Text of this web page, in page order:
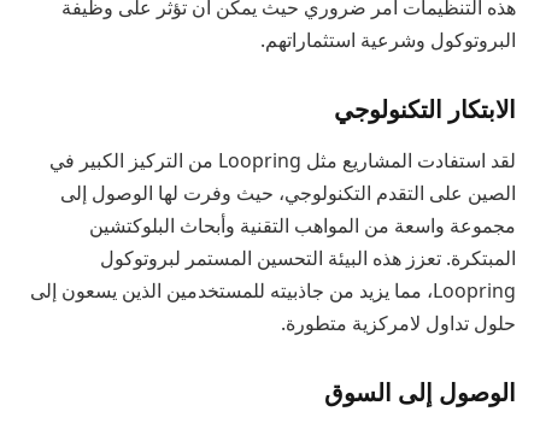
هذه التنظيمات أمر ضروري حيث يمكن أن تؤثر على وظيفة
البروتوكول وشرعية استثماراتهم.
الابتكار التكنولوجي
لقد استفادت المشاريع مثل Loopring من التركيز الكبير في
الصين على التقدم التكنولوجي، حيث وفرت لها الوصول إلى
مجموعة واسعة من المواهب التقنية وأبحاث البلوكتشين
المبتكرة. تعزز هذه البيئة التحسين المستمر لبروتوكول
Loopring، مما يزيد من جاذبيته للمستخدمين الذين يسعون إلى
حلول تداول لامركزية متطورة.
الوصول إلى السوق